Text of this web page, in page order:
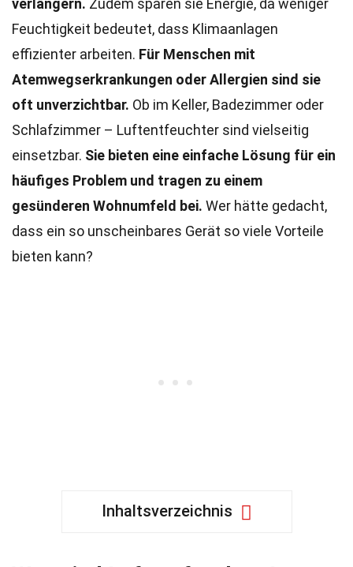
verlängern. Zudem sparen sie Energie, da weniger
Feuchtigkeit bedeutet, dass Klimaanlagen
effizienter arbeiten. Für Menschen mit
Atemwegserkrankungen oder Allergien sind sie
oft unverzichtbar. Ob im Keller, Badezimmer oder
Schlafzimmer – Luftentfeuchter sind vielseitig
einsetzbar. Sie bieten eine einfache Lösung für ein
häufiges Problem und tragen zu einem
gesünderen Wohnumfeld bei. Wer hätte gedacht,
dass ein so unscheinbares Gerät so viele Vorteile
bieten kann?
Inhaltsverzeichnis